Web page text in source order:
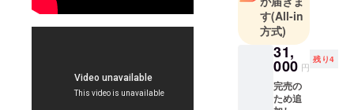
ツ協会公認
スポーツ指
導員（トラ
イアスロン
コーチ1）
FMみはら
す(All-in
方式)
31,
000 円
残り4
完売の
ため追